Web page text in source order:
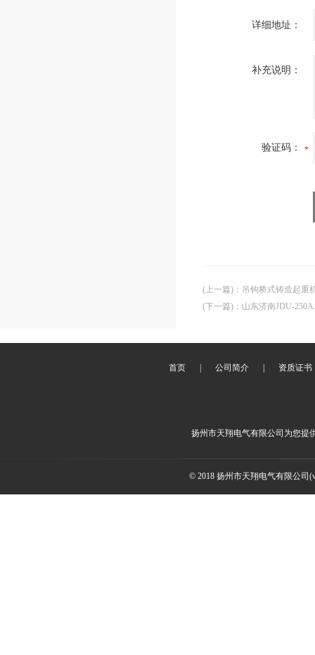
详细地址：
补充说明：
验证码：
(上一篇) ： 吊钩桥式铸造起重
(下一篇) ： 山东济南JDU-
首页 公司简介 资质证书
扬州市天翔电气有限公司为您提
© 2018 扬州市天翔电气有限公司